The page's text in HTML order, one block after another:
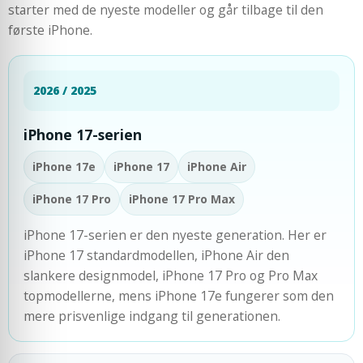
starter med de nyeste modeller og går tilbage til den
første iPhone.
2026 / 2025
iPhone 17-serien
iPhone 17e iPhone 17 iPhone Air
iPhone 17 Pro iPhone 17 Pro Max
iPhone 17-serien er den nyeste generation. Her er
iPhone 17 standardmodellen, iPhone Air den
slankere designmodel, iPhone 17 Pro og Pro Max
topmodellerne, mens iPhone 17e fungerer som den
mere prisvenlige indgang til generationen.